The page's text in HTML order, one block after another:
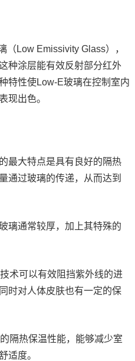
（Low Emissivity Glass），
种涂层能有效反射部分红外
特性使Low-E玻璃在控制室内
现出色。
最大特点是具有良好的隔热
通过玻璃的传递，从而达到
璃通常较厚，加上其特殊的
术可以有效阻挡紫外线的进
时对人体皮肤也有一定的保
隔热保温性能，能够减少室
适度。